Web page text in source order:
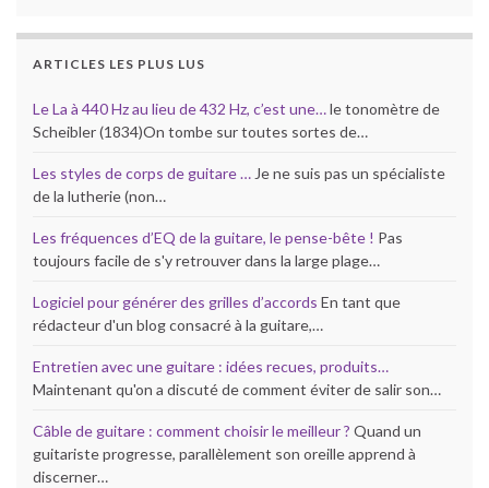
ARTICLES LES PLUS LUS
Le La à 440 Hz au lieu de 432 Hz, c’est une…le tonomètre de
Scheibler (1834)On tombe sur toutes sortes de…
Les styles de corps de guitare …Je ne suis pas un spécialiste
de la lutherie (non…
Les fréquences d’EQ de la guitare, le pense-bête ! Pas
toujours facile de s'y retrouver dans la large plage…
Logiciel pour générer des grilles d’accords En tant que
rédacteur d'un blog consacré à la guitare,…
Entretien avec une guitare : idées recues, produits…
Maintenant qu'on a discuté de comment éviter de salir son…
Câble de guitare : comment choisir le meilleur ? Quand un
guitariste progresse, parallèlement son oreille apprend à
discerner…